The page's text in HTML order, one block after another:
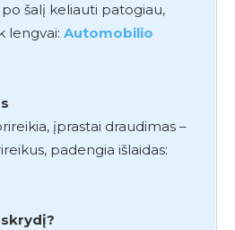
šalį keliauti patogiau,
lengvai: Automobilio
įprastai draudimas –
padengia išlaidas: